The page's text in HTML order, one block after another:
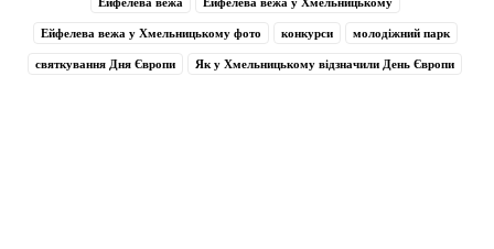
Ейфелева вежа у Хмельницькому фото конкурси молодіжний парк
святкування Дня Європи Як у Хмельницькому відзначили День Європи